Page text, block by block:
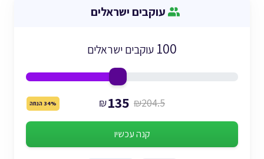
עוקבים ישראלים
100 עוקבים ישראלים
₪135 ₪204.5 34% הנחה
קנה עכשיו